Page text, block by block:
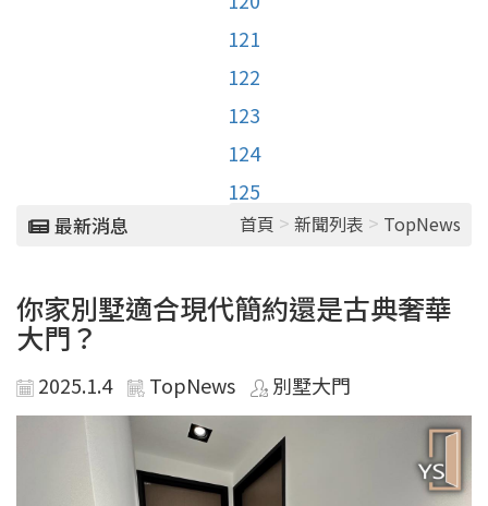
121
122
123
124
125
最新消息 首頁 > 新聞列表 > TopNews
你家別墅適合現代簡約還是古典奢華
大門？
2025.1.4 TopNews 別墅大門